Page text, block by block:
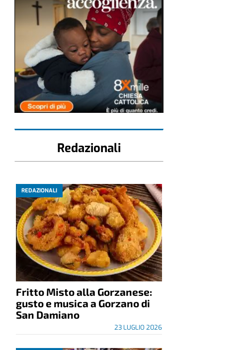
Redazionali
REDAZIONALI
Fritto Misto alla Gorzanese:
gusto e musica a Gorzano di
San Damiano
23 LUGLIO 2026